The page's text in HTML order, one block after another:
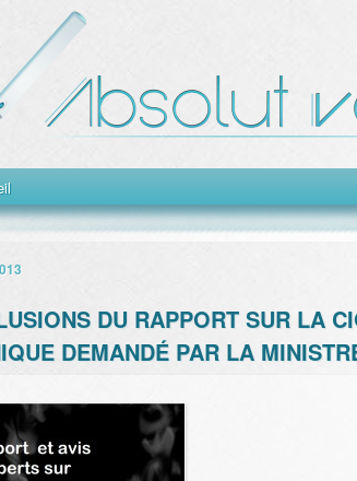
principal
secondaire
DU RAPPORT SUR LA
DEMANDÉ PAR LA